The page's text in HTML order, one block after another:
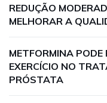
REDUÇÃO
MELHORAR A
METFORMINA PODE
EXERCÍCIO NO
PRÓSTATA